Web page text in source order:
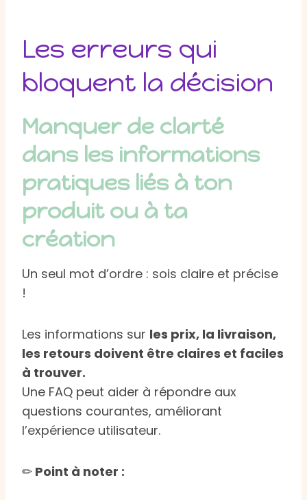
Les erreurs qui
bloquent la décision
Manquer de clarté
dans les informations
pratiques liés à ton
produit ou à ta
création
Un seul mot d’ordre : sois claire et précise
!
Les informations sur les prix, la livraison,
les retours doivent être claires et faciles
à trouver.
Une FAQ peut aider à répondre aux
questions courantes, améliorant
l’expérience utilisateur.
✏ Point à noter :